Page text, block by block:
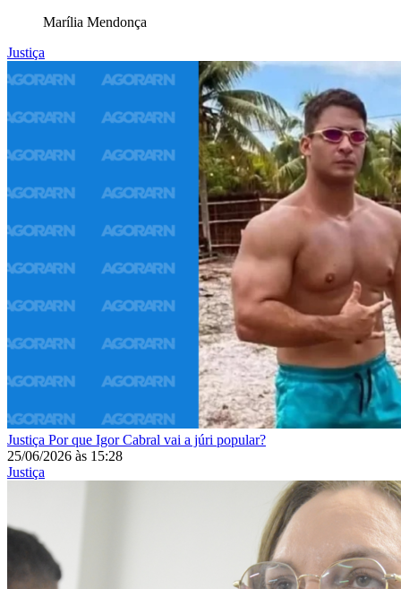
Marília Mendonça
Justiça
Justiça Por que Igor Cabral vai a júri popular?
25/06/2026 às 15:28
Justiça